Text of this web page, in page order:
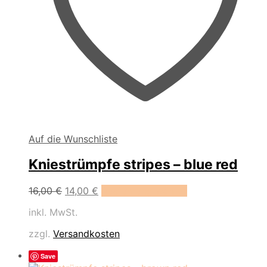
Auf die Wunschliste
Kniestrümpfe stripes – blue red
16,00€ 14,00 €
inkl. MwSt.
zzgl. Versandkosten
Save